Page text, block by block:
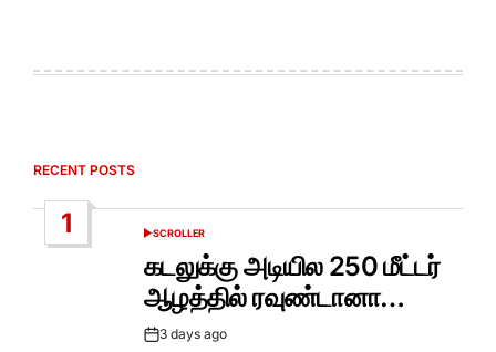
RECENT POSTS
1
POSTED
SCROLLER
கடலுக்கு அடியில 250 மீட்டர்
ஆழத்தில் ரவுண்டானா…
Post3 days ago